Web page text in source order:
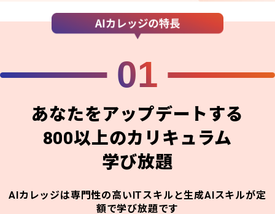
01
あなたをアップデートする
800以上のカリキュラム
学び放題
AIカレッジは専門性の高いITスキルと生成AIスキルが定
額で学び放題です